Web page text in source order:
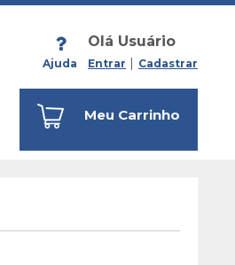
Ajuda
Olá Usuário
Entrar Cadastrar
Meu Carrinho